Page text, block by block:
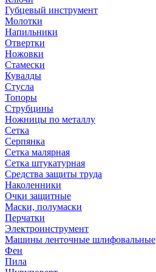
Губцевый инструмент
Молотки
Напильники
Отвертки
Ножовки
Стамески
Кувалды
Стусла
Топоры
Струбцины
Ножницы по металлу
Сетка
Серпянка
Сетка малярная
Сетка штукатурная
Средства защиты труда
Наколенники
Очки защитные
Маски, полумаски
Перчатки
Электроинструмент
Машины ленточные шлифовальные
Фен
Пила